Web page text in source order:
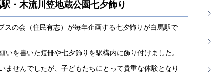
・木流川笠地蔵公園七夕飾り
の会（住民有志）が毎年企画する七夕飾りが白馬駅で
を書いた短冊や七夕飾りを駅構内に飾り付けました。
ませんでしたが、子どもたちにとって貴重な体験となり